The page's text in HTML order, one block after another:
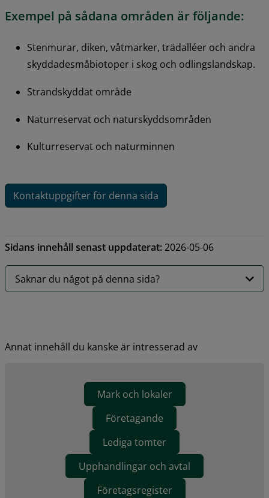
Exempel på sådana områden är följande:
Stenmurar, diken, våtmarker, trädalléer och andra
skyddadesmåbiotoper i skog och odlingslandskap.
Strandskyddat område
Naturreservat och naturskyddsområden
Kulturreservat och naturminnen
Kontaktuppgifter för denna sida
Sidans innehåll senast uppdaterat:2026-05-06
Saknar du något på denna sida?
Annat innehåll du kanske är intresserad av
Mark och lokaler
Företagande
Lediga tomter
Upphandlingar och avtal
Företagsregister